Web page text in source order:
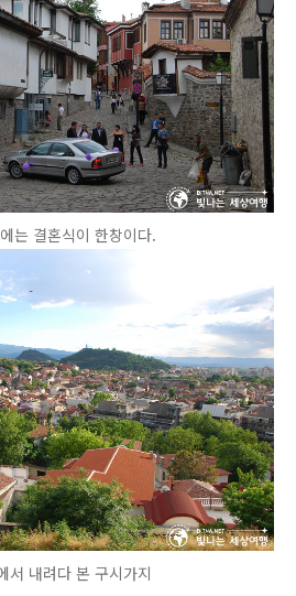
는 결혼식이 한창이다.
서 내려다 본 구시가지